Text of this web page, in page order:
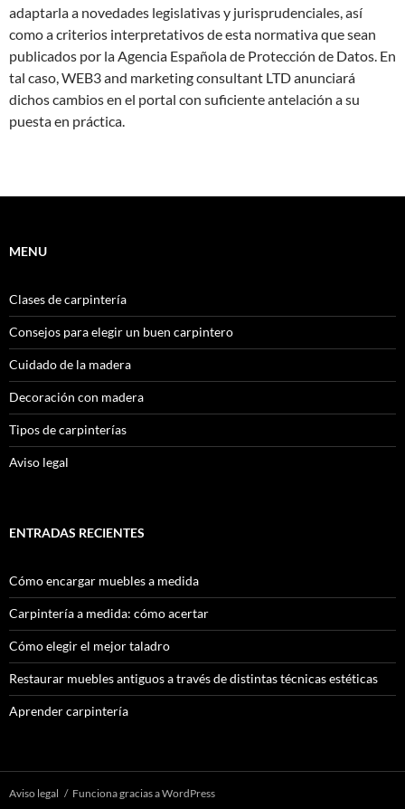
adaptarla a novedades legislativas y jurisprudenciales, así
como a criterios interpretativos de esta normativa que sean
publicados por la Agencia Española de Protección de Datos. En
tal caso, WEB3 and marketing consultant LTD anunciará
dichos cambios en el portal con suficiente antelación a su
puesta en práctica.
MENU
Clases de carpintería
Consejos para elegir un buen carpintero
Cuidado de la madera
Decoración con madera
Tipos de carpinterías
Aviso legal
ENTRADAS RECIENTES
Cómo encargar muebles a medida
Carpintería a medida: cómo acertar
Cómo elegir el mejor taladro
Restaurar muebles antiguos a través de distintas técnicas estéticas
Aprender carpintería
Aviso legal Funciona gracias a WordPress